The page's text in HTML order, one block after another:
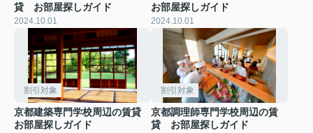
貸 お部屋探しガイド
2024.10.01
お部屋探しガイド
2024.10.01
割引対象
京都建築専門学校周辺の賃貸
お部屋探しガイド
割引対象
京都調理師専門学校周辺の賃
貸 お部屋探しガイド